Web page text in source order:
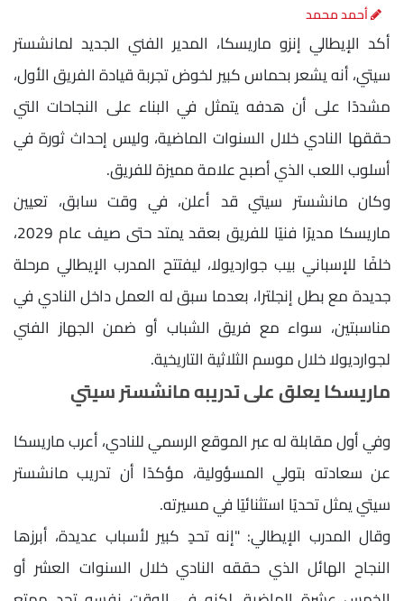
أحمد محمد
أكد الإيطالي إنزو ماريسكا، المدير الفني الجديد لمانشستر
سيتي، أنه يشعر بحماس كبير لخوض تجربة قيادة الفريق الأول،
مشددًا على أن هدفه يتمثل في البناء على النجاحات التي
حققها النادي خلال السنوات الماضية، وليس إحداث ثورة في
أسلوب اللعب الذي أصبح علامة مميزة للفريق.
وكان مانشستر سيتي قد أعلن، في وقت سابق، تعيين
ماريسكا مديرًا فنيًا للفريق بعقد يمتد حتى صيف عام 2029،
خلفًا للإسباني بيب جوارديولا، ليفتتح المدرب الإيطالي مرحلة
جديدة مع بطل إنجلترا، بعدما سبق له العمل داخل النادي في
مناسبتين، سواء مع فريق الشباب أو ضمن الجهاز الفني
لجوارديولا خلال موسم الثلاثية التاريخية.
ماريسكا يعلق على تدريبه مانشستر سيتي
وفي أول مقابلة له عبر الموقع الرسمي للنادي، أعرب ماريسكا
عن سعادته بتولي المسؤولية، مؤكدًا أن تدريب مانشستر
سيتي يمثل تحديًا استثنائيًا في مسيرته.
وقال المدرب الإيطالي: "إنه تحدٍ كبير لأسباب عديدة، أبرزها
النجاح الهائل الذي حققه النادي خلال السنوات العشر أو